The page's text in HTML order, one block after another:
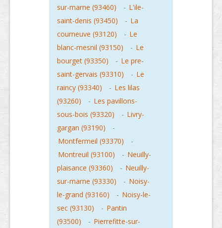
sur-marne (93460)
- L'ile-
saint-denis (93450)
- La
courneuve (93120)
- Le
blanc-mesnil (93150)
- Le
bourget (93350)
- Le pre-
saint-gervais (93310)
- Le
raincy (93340)
- Les lilas
(93260)
- Les pavillons-
sous-bois (93320)
- Livry-
gargan (93190)
-
Montfermeil (93370)
-
Montreuil (93100)
- Neuilly-
plaisance (93360)
- Neuilly-
sur-marne (93330)
- Noisy-
le-grand (93160)
- Noisy-le-
sec (93130)
- Pantin
(93500)
- Pierrefitte-sur-